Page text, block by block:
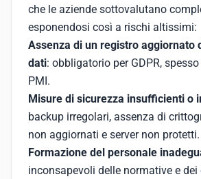
che le aziende sottovalutano
esponendosi così a rischi altissimi:
Assenza di un registro aggiornato
dati: obbligatorio per GDPR,
PMI.
Misure di sicurezza insufficienti o
backup irregolari, assenza di
non aggiornati e server non protetti.
Formazione del personale
inconsapevoli delle normative e